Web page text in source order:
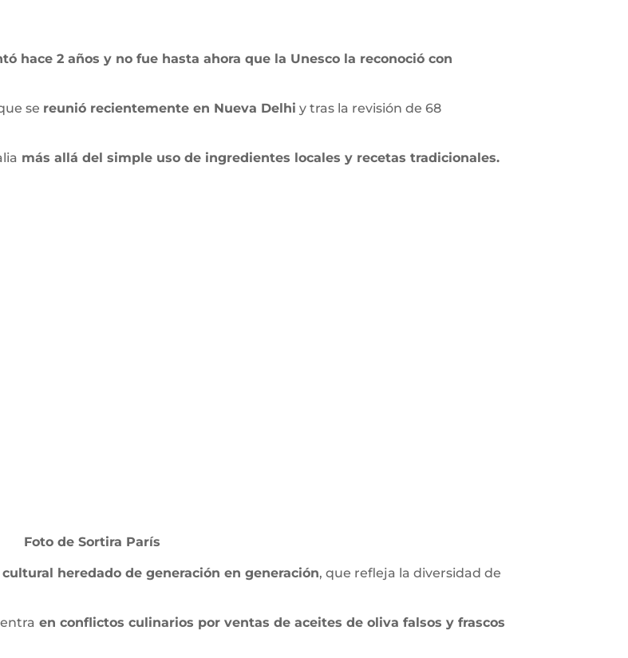
hace 2 años y no fue hasta ahora que la Unesco la reconoció con
se reunió recientemente en Nueva Delhi y tras la revisión de 68
más allá del simple uso de ingredientes locales y recetas tradicionales.
Foto de Sortira París
heredado de generación en generación, que refleja la diversidad de
en conflictos culinarios por ventas de aceites de oliva falsos y frascos